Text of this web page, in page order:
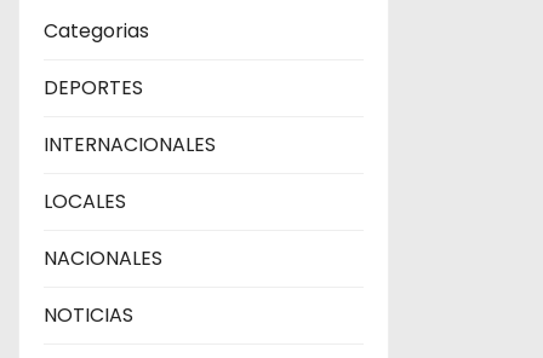
Categorias
DEPORTES
INTERNACIONALES
LOCALES
NACIONALES
NOTICIAS